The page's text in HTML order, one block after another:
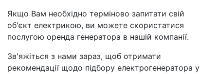
Якщо Вам необхідно терміново запитати свій
об'єкт електрикою, ви можете скористатися
послугою оренда генератора в нашій компанії.
Зв'яжіться з нами зараз, щоб отримати
рекомендації щодо підбору електрогенератора у